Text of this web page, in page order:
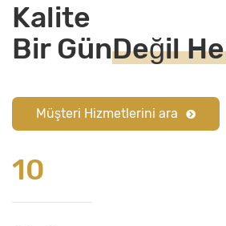
Kalite
Bir GünDeğil
Müşteri Hizmetlerini ara
10